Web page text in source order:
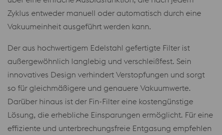
Zyklus entweder manuell oder automatisch durch eine
Vakuumeinheit ausgeführt werden kann.
Der aus hochwertigem Edelstahl gefertigte Filter ist
außergewöhnlich langlebig und verschleißfest. Sein
innovatives Design verhindert Verstopfungen und sorgt
so für gleichmäßigere und genauere Vakuumwerte.
Darüber hinaus ist der Fin-Filter eine kostengünstige
Lösung, die erhebliche Einsparungen ermöglicht. Für eine
effiziente und unterbrechungsfreie Entgasung empfehlen